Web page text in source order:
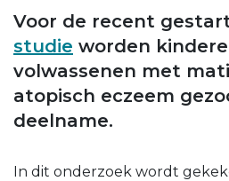
Voor de recent
studie worden
volwassenen met
atopisch eczeem
deelname.
In dit onderzoek wordt